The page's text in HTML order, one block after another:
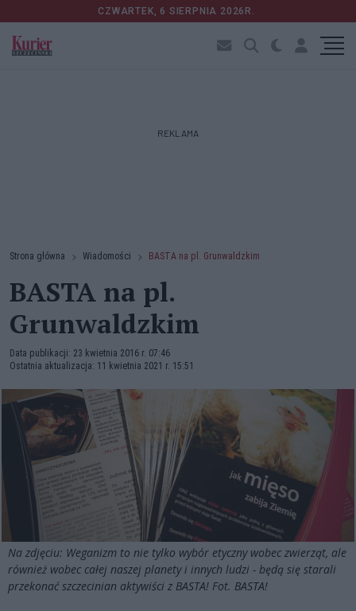
CZWARTEK, 6 SIERPNIA 2026R.
REKLAMA
Strona główna Wiadomości BASTA na pl. Grunwaldzkim
BASTA na pl.
Grunwaldzkim
Data publikacji: 23 kwietnia 2016 r. 07:46
Ostatnia aktualizacja: 11 kwietnia 2021 r. 15:51
Na zdjęciu: Weganizm to nie tylko wybór etyczny wobec zwierząt, ale
również wobec całej naszej planety i innych ludzi - będą się starali
przekonać szczecinian aktywiści z BASTA! Fot. BASTA!